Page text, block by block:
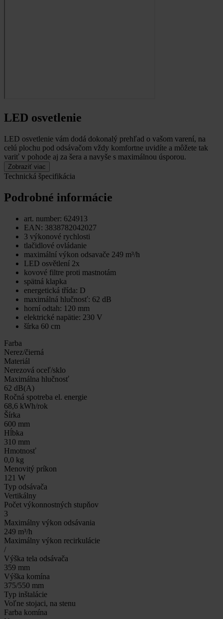
LED osvetlenie
LED osvetlenie vám dodá dokonalý prehľad o vašom varení, na
celú plochu pod odsávačom vždy komfortne uvidíte a môžete tak
variť v pohode aj za šera a navyše s maximálnou úsporou.
Zobraziť viac
Technická špecifikácia
Podrobné informácie
art. number: 624913
EAN: 3838782042027
3 výkonové rychlosti
tlačidlové ovládanie
maximální výkon odsavače 249 m³/h
LED osvětlení 2x
kovové filtre proti mastnotám
spätná klapka
energetická třída: D
maximálná hlučnosť: 62 dB
horní odtah: 120 mm
elektrické napätie: 230 V
šírka 60 cm
Farba
Nerez/čierná
Materiál
Nerezová oceľ/sklo
Maximálna hlučnosť
62 dB(A)
Ročná spotreba el. energie
68,6 kWh/rok
Šírka
600 mm
Hĺbka
310 mm
Hmotnosť
0,0 kg
Menovitý príkon
121 W
Typ odsávača
Vertikálny
Počet výkonnostných stupňov
3
Maximálny výkon odsávania
249 m³/h
Maximálny výkon recirkulácie
/
Výška tela odsávača
359 mm
Výška komína
375/550 mm
Typ inštalácie
Voľne stojaci, na stenu
Farba komína